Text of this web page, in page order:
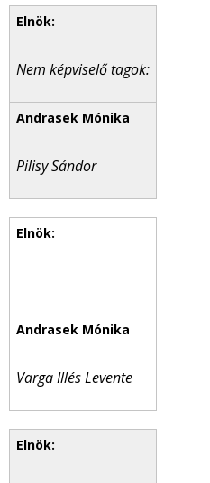
Nem képviselő tagok:
Pilisy Sándor
Varga Illés Levente